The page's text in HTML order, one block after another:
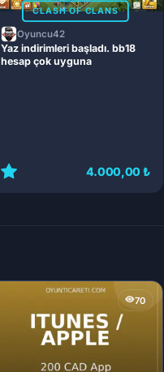
CLASH OF CLANS
Oyuncu42
Yaz indirimleri başladı. bb18
hesap çok uyguna
4.000,00 ₺
70